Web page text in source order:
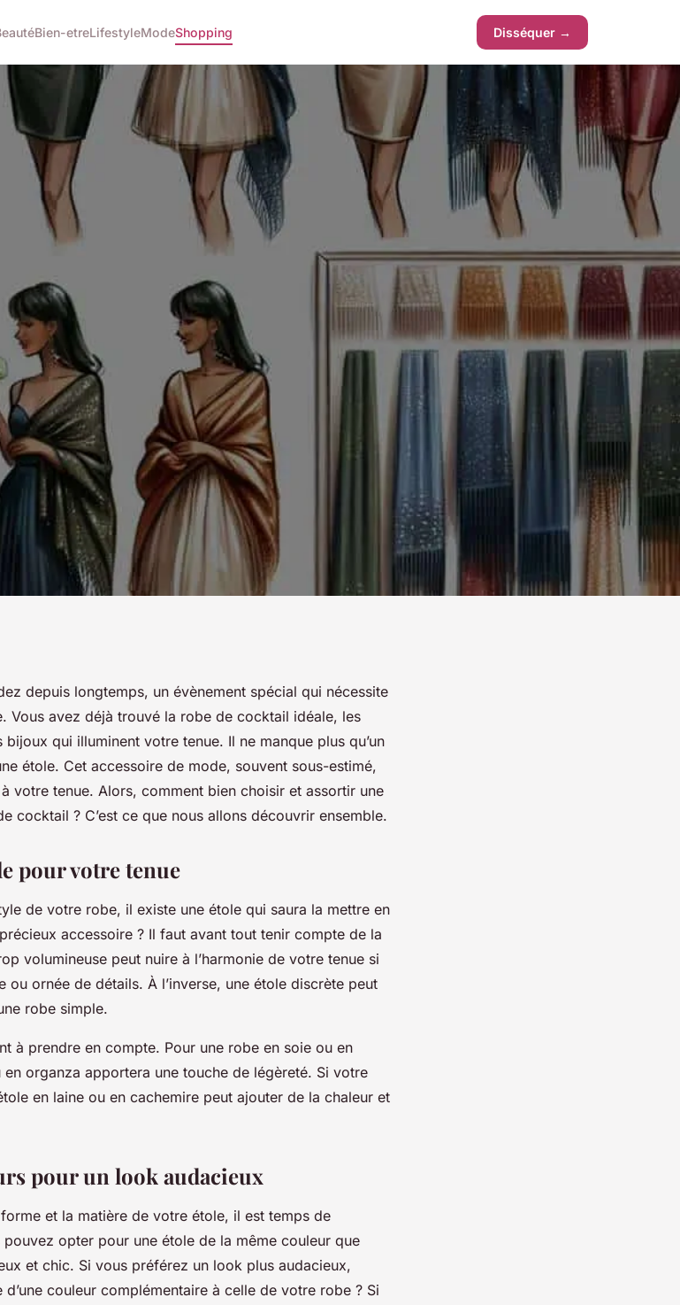
Bien-etreLifestyleModeShopping Disséquer →
des étoles
cocktail ?
depuis longtemps, un évènement spécial qui nécessite
Vous avez déjà trouvé la robe de cocktail idéale, les
qui illuminent votre tenue. Il ne manque plus qu’un
étole. Cet accessoire de mode, souvent sous-estimé,
votre tenue. Alors, comment bien choisir et assortir une
cocktail ? C’est ce que nous allons découvrir ensemble.
pour votre tenue
de votre robe, il existe une étole qui saura la mettre en
accessoire ? Il faut avant tout tenir compte de la
volumineuse peut nuire à l’harmonie de votre tenue si
ornée de détails. À l’inverse, une étole discrète peut
robe simple.
à prendre en compte. Pour une robe en soie ou en
organza apportera une touche de légèreté. Si votre
en laine ou en cachemire peut ajouter de la chaleur et
pour un look audacieux
et la matière de votre étole, il est temps de
pouvez opter pour une étole de la même couleur que
et chic. Si vous préférez un look plus audacieux,
couleur complémentaire à celle de votre robe ? Si